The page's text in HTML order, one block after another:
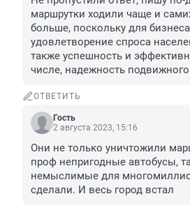
маршрутки ходили чаще и
больше, поскольку для
удовлетворение спроса
также успешность и
числе, надежность подвижного
ОТВЕТИТЬ
Гость
2 августа 2023, 15:16
Они не только уничтожили
проф непригодные автобусы,
немыслимые для
сделали. И весь город встал